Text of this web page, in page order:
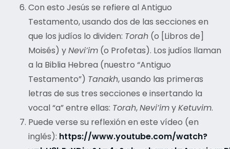
Con esto Jesús se refiere al Antiguo
Testamento, usando dos de las secciones en
que los judíos lo dividen: Torah (o [Libros de]
Moisés) yNevi’im (o Profetas). Los judíos llaman
a la Biblia Hebrea (nuestro “Antiguo
Testamento”) Tanakh, usando las primeras
letras de sus tres secciones e insertando la
vocal “a” entre ellas: Torah,Nevi’imyKetuvim.
Puede verse su reflexión en este vídeo (en
inglés): https://www.youtube.com/watch?